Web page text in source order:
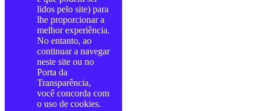
lidos pelo site) para
lhe proporcionar a
melhor experiência.
No entanto, ao
continuar a navegar
neste site ou no
Porta da
Transparência,
você concorda com
o uso de cookies.